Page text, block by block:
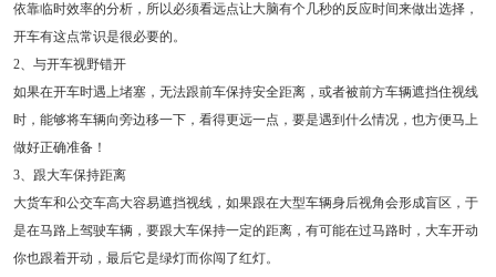
依靠临时效率的分析，所以必须看远点让大脑有个几秒的反应时间来做出选择，
开车有这点常识是很必要的。
2、与开车视野错开
如果在开车时遇上堵塞，无法跟前车保持安全距离，或者被前方车辆遮挡住视线
时，能够将车辆向旁边移一下，看得更远一点，要是遇到什么情况，也方便马上
做好正确准备！
3、跟大车保持距离
大货车和公交车高大容易遮挡视线，如果跟在大型车辆身后视角会形成盲区，于
是在马路上驾驶车辆，要跟大车保持一定的距离，有可能在过马路时，大车开动
你也跟着开动，最后它是绿灯而你闯了红灯。